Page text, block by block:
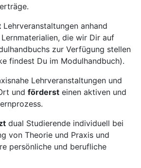
Lehrveranstaltungen anhand
die wir Dir auf
zur Verfügung stellen
findest Du im Modulhandbuch).
Lehrveranstaltungen und
und förderst einen aktiven und
dual Studierende individuell bei
von Theorie und Praxis und
persönliche und berufliche